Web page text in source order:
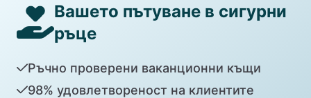
Вашето пътуване в сигурни
ръце
Ръчно проверени ваканционни къщи
98% удовлетвореност на клиентите